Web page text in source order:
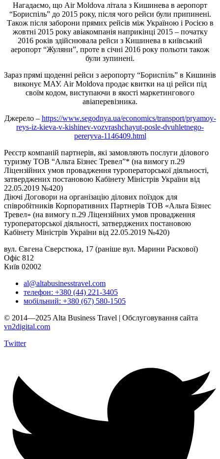
Нагадаємо, що Air Moldova літала з Кишинева в аеропорт
“Бориспіль” до 2015 року, після чого рейси були припинені.
Також після заборони прямих рейсів між Україною і Росією в
жовтні 2015 року авіакомпанія наприкінці 2015 – початку
2016 років здійснювала рейси з Кишинева в київський
аеропорт “Жуляни”, проте в січні 2016 року польоти також
були зупинені.
Зараз прямі щоденні рейси з аеропорту “Бориспіль” в Кишинів
виконує МАУ. Air Moldova продає квитки на ці рейси під
своїм кодом, виступаючи в якості маркетингового
авіаперевізника.
Джерело – https://www.segodnya.ua/economics/transport/pryamoy-
reys-iz-kieva-v-kishinev-vozvrashchayut-posle-dvuhletnego-
pereryva-1146409.html
Реєстр компаній партнерів, які замовляють послуги ділового
туризму ТОВ “Альта Бізнес Тревел”* (на вимогу п.29
Ліцензійних умов провадження туроператорської діяльності,
затверджених постановою Кабінету Міністрів України від
22.05.2019 №420)
Діючі Договори на організацію ділових поїздок для
співробітників Корпоративних Партнерів ТОВ «Альта Бізнес
Тревел» (на вимогу п.29 Ліцензійних умов провадження
туроператорської діяльності, затверджених постановою
Кабінету Міністрів України від 22.05.2019 №420)
вул. Євгена Сверстюка, 17 (раніше вул. Марини Раскової)
Офіс 812
Київ 02002
al@altabusinesstravel.com
телефон: +380 (44) 221-3405
мобільний: +380 (67) 580-1505
© 2014—2025 Alta Business Travel | Обслуговування сайта
vn2digital.com
Twitter